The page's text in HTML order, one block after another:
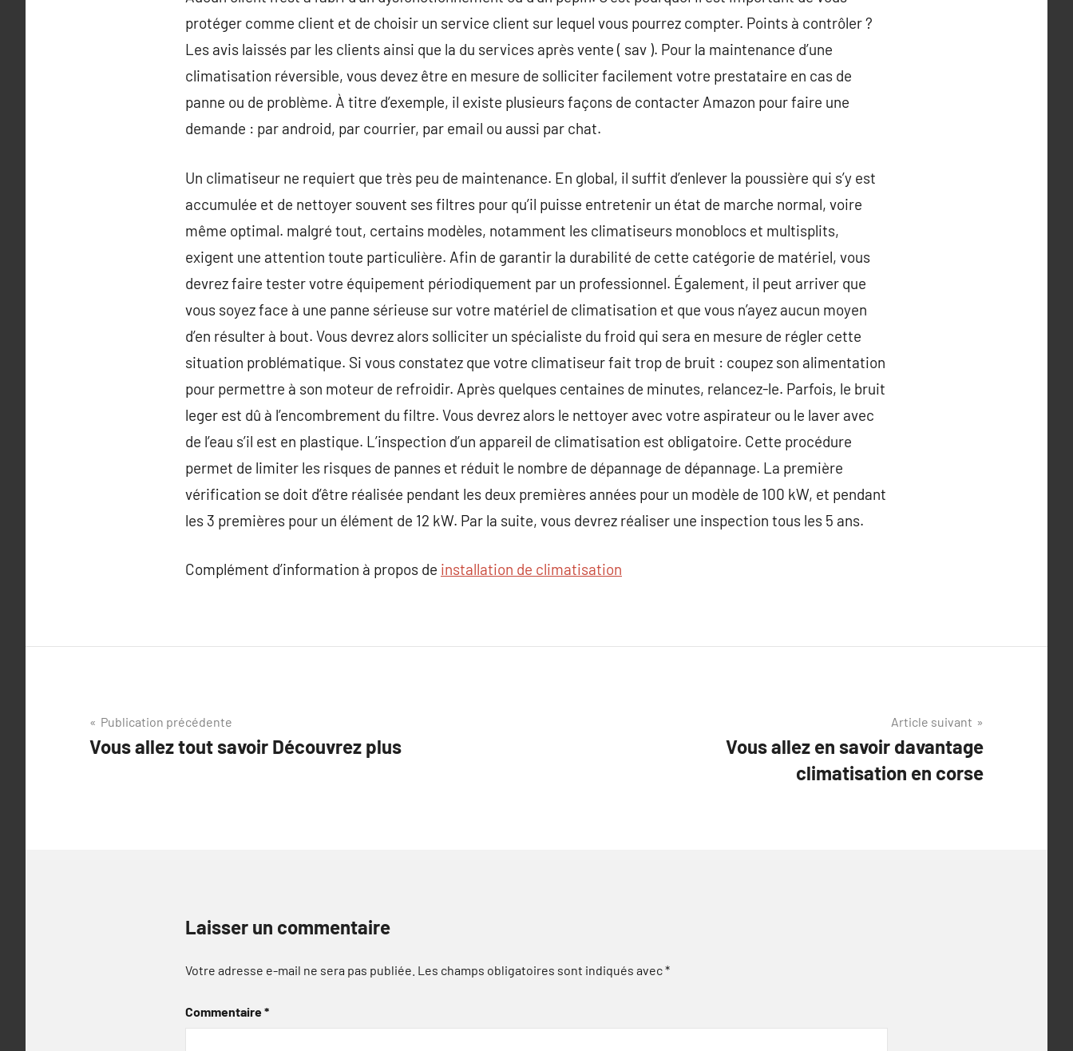
protéger comme client et de choisir un service client sur lequel vous pourrez compter. Points à contrôler ?
Les avis laissés par les clients ainsi que la du services après vente ( sav ). Pour la maintenance d’une
climatisation réversible, vous devez être en mesure de solliciter facilement votre prestataire en cas de
panne ou de problème. À titre d’exemple, il existe plusieurs façons de contacter Amazon pour faire une
demande : par android, par courrier, par email ou aussi par chat.
Un climatiseur ne requiert que très peu de maintenance. En global, il suffit d’enlever la poussière qui s’y est
accumulée et de nettoyer souvent ses filtres pour qu’il puisse entretenir un état de marche normal, voire
même optimal. malgré tout, certains modèles, notamment les climatiseurs monoblocs et multisplits,
exigent une attention toute particulière. Afin de garantir la durabilité de cette catégorie de matériel, vous
devrez faire tester votre équipement périodiquement par un professionnel. Également, il peut arriver que
vous soyez face à une panne sérieuse sur votre matériel de climatisation et que vous n’ayez aucun moyen
d’en résulter à bout. Vous devrez alors solliciter un spécialiste du froid qui sera en mesure de régler cette
situation problématique. Si vous constatez que votre climatiseur fait trop de bruit : coupez son alimentation
pour permettre à son moteur de refroidir. Après quelques centaines de minutes, relancez-le. Parfois, le bruit
leger est dû à l’encombrement du filtre. Vous devrez alors le nettoyer avec votre aspirateur ou le laver avec
de l’eau s’il est en plastique. L’inspection d’un appareil de climatisation est obligatoire. Cette procédure
permet de limiter les risques de pannes et réduit le nombre de dépannage de dépannage. La première
vérification se doit d’être réalisée pendant les deux premières années pour un modèle de 100 kW, et pendant
les 3 premières pour un élément de 12 kW. Par la suite, vous devrez réaliser une inspection tous les 5 ans.
Complément d’information à propos de installation de climatisation
Navigation
de
Publication précédente
Vous allez tout savoir Découvrez plus
Article suivant
Vous allez en savoir davantage
climatisation en corse
Laisser un commentaire
Votre adresse e-mail ne sera pas publiée. Les champs obligatoires sont indiqués avec*
Commentaire*